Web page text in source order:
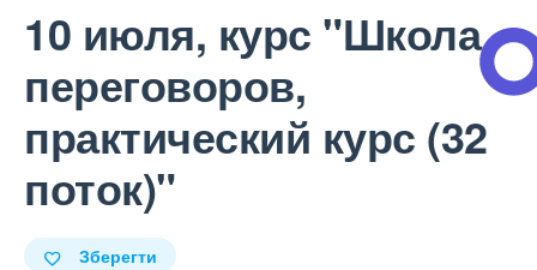
10 июля, курс "Школа
переговоров,
практический курс (32
поток)"
Зберегти